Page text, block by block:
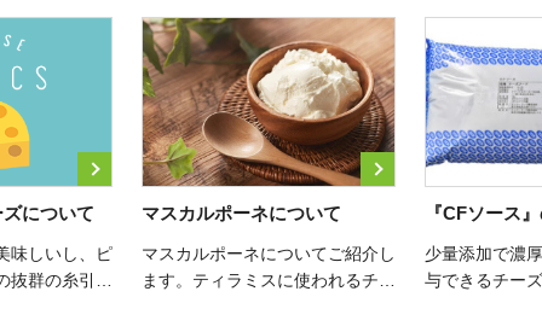
について
味しいし、ピ
群の糸引き
マスカルポーネについて
マスカルポーネについてご紹介し
ます。ティラミスに使われるチー
『CFソース
少量添加で濃
与できるチー